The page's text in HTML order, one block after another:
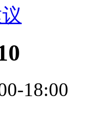
18:00